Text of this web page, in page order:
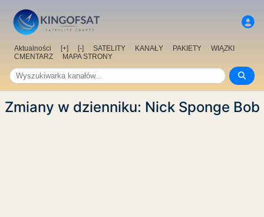
Aktualności [+] [-] SATELITY KANAŁY PAKIETY
WIĄZKI
CMENTARZ
MAPA STRONY
Zmiany w dzienniku: Nick Sponge Bob